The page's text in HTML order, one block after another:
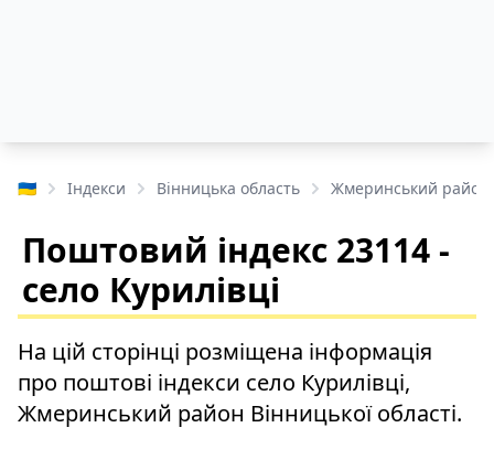
🇺🇦 Індекси Вінницька область Жмеринський район
Поштовий індекс 23114 -
село Курилівці
На цій сторінці розміщена інформація
про поштові індекси село Курилівці,
Жмеринський район Вінницької області.